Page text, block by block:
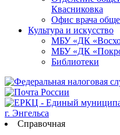
Квасниковка
Офис врача
Культура и искусство
МБУ «ДК
МБУ «ДК
Библиотеки
Справочная